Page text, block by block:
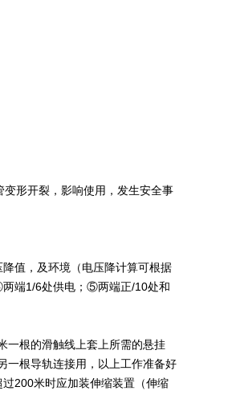
形开裂，影响使用，发生安全事
值，及环境（电压降计算可根据
端1/6处供电；⑤两端正/10处和
一根的滑触线上套上所需的悬挂
一根导轨连接用，以上工作准备好
200米时应加装伸缩装置（伸缩